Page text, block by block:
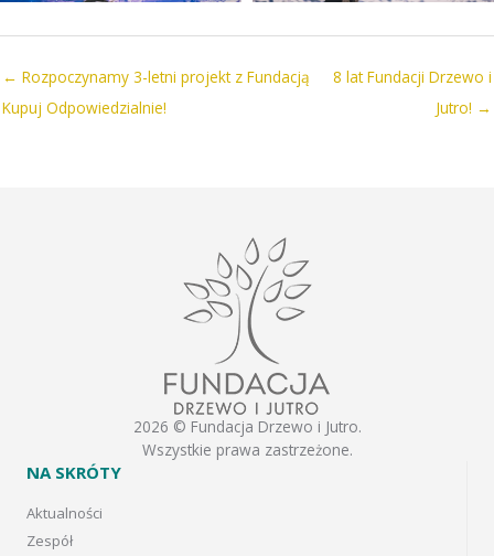
← Rozpoczynamy 3-letni projekt z Fundacją
Kupuj Odpowiedzialnie!
8 lat Fundacji Drzewo i
Jutro! →
2026 © Fundacja Drzewo i Jutro.
Wszystkie prawa zastrzeżone.
NA SKRÓTY
Aktualności
Zespół